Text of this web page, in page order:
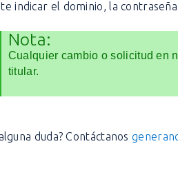
indicar el dominio, la
Nota:
Cualquier cambio o solicitud en
titular.
duda? Contáctanos